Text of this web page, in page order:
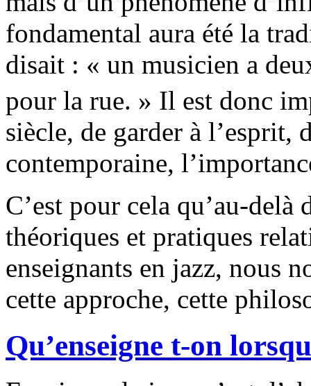
fondamental aura été la
disait : « un musicien a
pour la rue. » Il est donc
siècle, de garder à l’esprit,
contemporaine,
C’est pour cela qu’au-delà
théoriques et pratiques
enseignants en jazz, nous
cette approche, cette
Qu’enseigne t-on